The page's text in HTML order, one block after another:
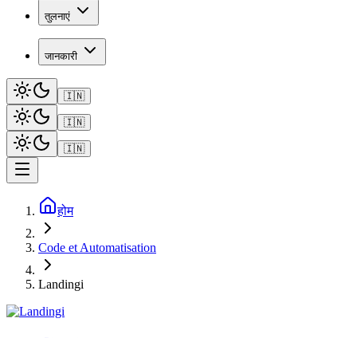
तुलनाएं
जानकारी
🇮🇳
🇮🇳
🇮🇳
होम
Code et Automatisation
Landingi